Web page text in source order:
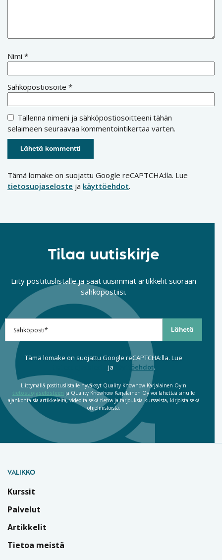
Nimi *
Sähköpostiosoite *
Tallenna nimeni ja sähköpostiosoitteeni tähän
selaimeen seuraavaa kommentointikertaa varten.
Tämä lomake on suojattu Google reCAPTCHA:lla. Lue
tietosuojaseloste ja käyttöehdot.
Tilaa uutiskirje
Liity postituslistalle ja saat uusimmat artikkelit suoraan
sähköpostiisi.
Tämä lomake on suojattu Google reCAPTCHA:lla. Lue
ja käyttöehdot.
Liittymällä postituslistalle hyväksyt Quality Knowhow Karjalainen Oy:n
tietosuojaselosteen ja Quality Knowhow Karjalainen Oy voi lähettää sinulle
ajankohtaisia artikkeleita, videoita sekä tietoa ja tarjouksia kursseista, kirjoista sekä
ohjelmistoista.
VALIKKO
Kurssit
Palvelut
Artikkelit
Tietoa meistä